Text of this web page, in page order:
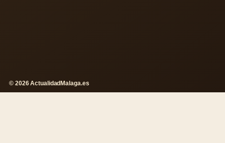
© 2026 ActualidadMalaga.es